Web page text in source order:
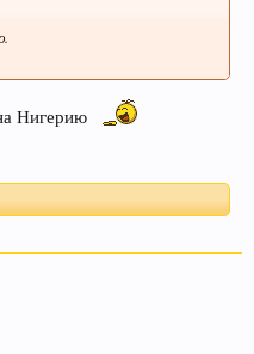
cookie. Продолжая
файлов cookie.
Нигерию